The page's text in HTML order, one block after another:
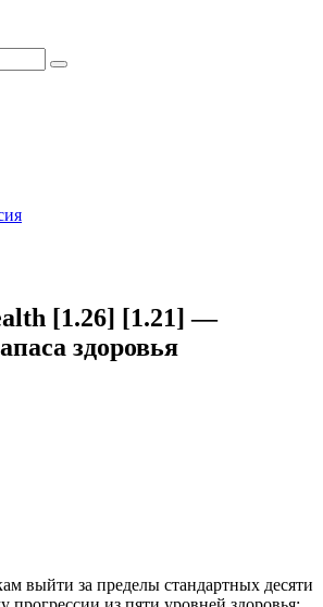
[1.26] [1.21] —
здоровья
выйти за пределы стандартных десяти